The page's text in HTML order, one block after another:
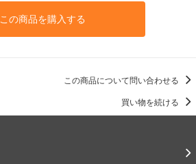
この商品を購入する
この商品について問い合わせる
買い物を続ける